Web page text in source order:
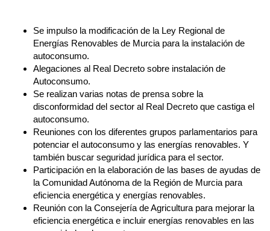
Se impulso la modificación de la Ley Regional de
Energías Renovables de Murcia para la instalación de
autoconsumo.
Alegaciones al Real Decreto sobre instalación de
Autoconsumo.
Se realizan varias notas de prensa sobre la
disconformidad del sector al Real Decreto que castiga el
autoconsumo.
Reuniones con los diferentes grupos parlamentarios para
potenciar el autoconsumo y las energías renovables. Y
también buscar seguridad jurídica para el sector.
Participación en la elaboración de las bases de ayudas de
la Comunidad Autónoma de la Región de Murcia para
eficiencia energética y energías renovables.
Reunión con la Consejería de Agricultura para mejorar la
eficiencia energética e incluir energías renovables en las